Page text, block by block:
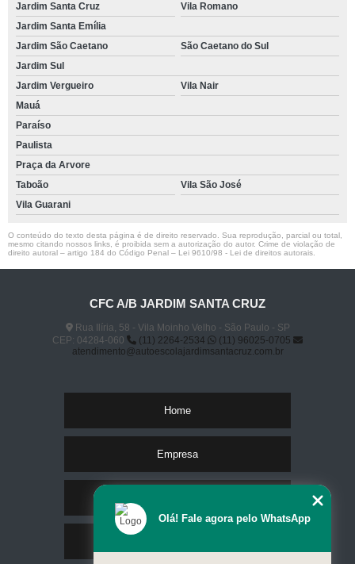
Jardim Santa Cruz
Vila Romano
Jardim Santa Emília
Jardim São Caetano
São Caetano do Sul
Jardim Sul
Jardim Vergueiro
Vila Nair
Mauá
Paraíso
Paulista
Praça da Arvore
Taboão
Vila São José
Vila Guarani
O conteúdo do texto desta página é de direito reservado. Sua reprodução, parcial ou total,
mesmo citando nossos links, é proibida sem a autorização do autor. Crime de violação de
direito autoral – artigo 184 do Código Penal – Lei 9610/98 - Lei de direitos autorais
CFC A/B JARDIM SANTA CRUZ
Rua Ilíria, 58 - Vila Moinho Velho - São Paulo - SP
CEP: 04284-060
(11) 2264-2534
(11) 96025-0705
atendimento@autoescolajardimsantacruz.com.br
Home
Empresa
Olá! Fale agora pelo WhatsApp